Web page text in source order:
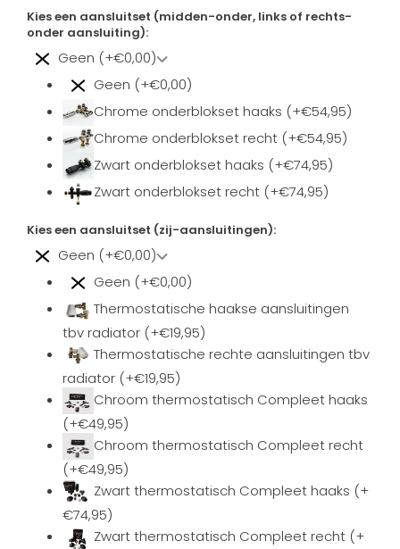
Kies een aansluitset (midden-onder, links of rechts-
onder aansluiting):
Geen (+€0,00)
Geen (+€0,00)
Chrome onderblokset haaks (+€54,95)
Chrome onderblokset recht (+€54,95)
Zwart onderblokset haaks (+€74,95)
Zwart onderblokset recht (+€74,95)
Kies een aansluitset (zij-aansluitingen):
Geen (+€0,00)
Geen (+€0,00)
Thermostatische haakse aansluitingen
tbv radiator (+€19,95)
Thermostatische rechte aansluitingen tbv
radiator (+€19,95)
Chroom thermostatisch Compleet haaks
(+€49,95)
Chroom thermostatisch Compleet recht
(+€49,95)
Zwart thermostatisch Compleet haaks (+
€74,95)
Zwart thermostatisch Compleet recht (+